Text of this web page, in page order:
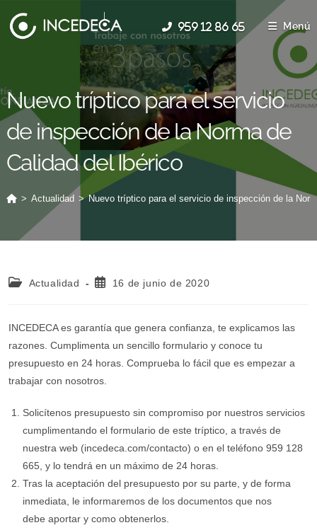
Menú
Nuevo tríptico para el servicio
de inspección de la Norma de
Calidad del Ibérico
> Actualidad > Nuevo tríptico para el servicio de inspección de la
Actualidad 16 de junio de 2020
INCEDECA es garantía que genera confianza, te explicamos las
razones. Cumplimenta un sencillo formulario y conoce tu
presupuesto en 24 horas. Comprueba lo fácil que es empezar a
trabajar con nosotros.
Solicítenos presupuesto sin compromiso por nuestros servicios
cumplimentando el formulario de este tríptico, a través de
nuestra web (incedeca.com/contacto) o en el teléfono 959 128
665, y lo tendrá en un máximo de 24 horas.
Tras la aceptación del presupuesto por su parte, y de forma
inmediata, le informaremos de los documentos que nos
debe aportar y como obtenerlos.